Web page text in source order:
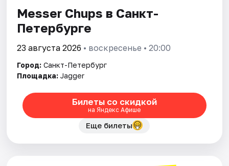
Площадки
Артисты
Messer Chups в Санкт-
Петербурге
23 августа 2026 • воскресенье • 20:00
Город: Санкт-Петербург
Площадка: Jagger
Билеты со скидкой
на Яндекс Афише
Еще билеты